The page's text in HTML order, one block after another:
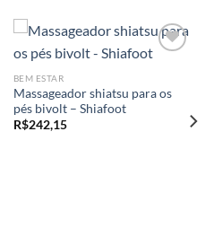
Add to
BEM ESTAR
Massageador shiatsu para os
pés bivolt – Shiafoot
R$242,15